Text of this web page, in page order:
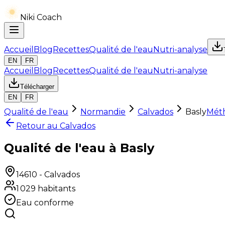
Niki Coach
Accueil BlogRecettesQualité de l'eauNutri-analyse
EN
FR
Accueil BlogRecettesQualité de l'eauNutri-analyse
Télécharger
EN
FR
Qualité de l'eau Normandie Calvados Basly
Retour au Calvados
Qualité de l'eau à Basly
14610 - Calvados
1 029 habitants
Eau conforme